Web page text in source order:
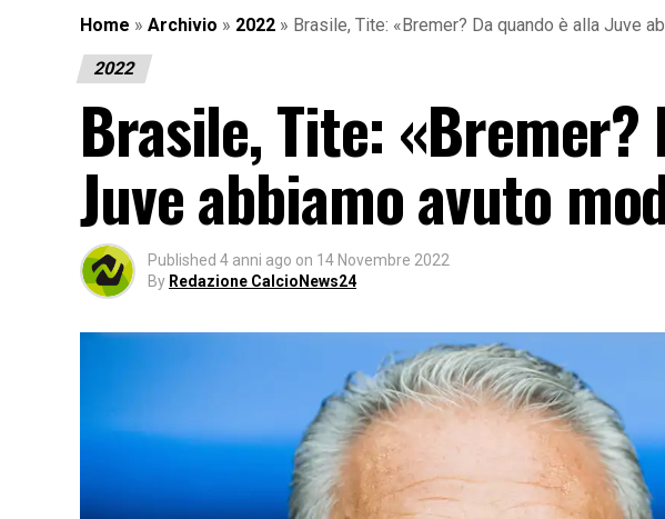
Home » Archivio » 2022 » Brasile, Tite: «Bremer? Da quando è alla Juve
2022
Brasile, Tite: «Bremer?
Juve abbiamo avuto
Published 4 anni ago on 14 Novembre 2022
By Redazione CalcioNews24